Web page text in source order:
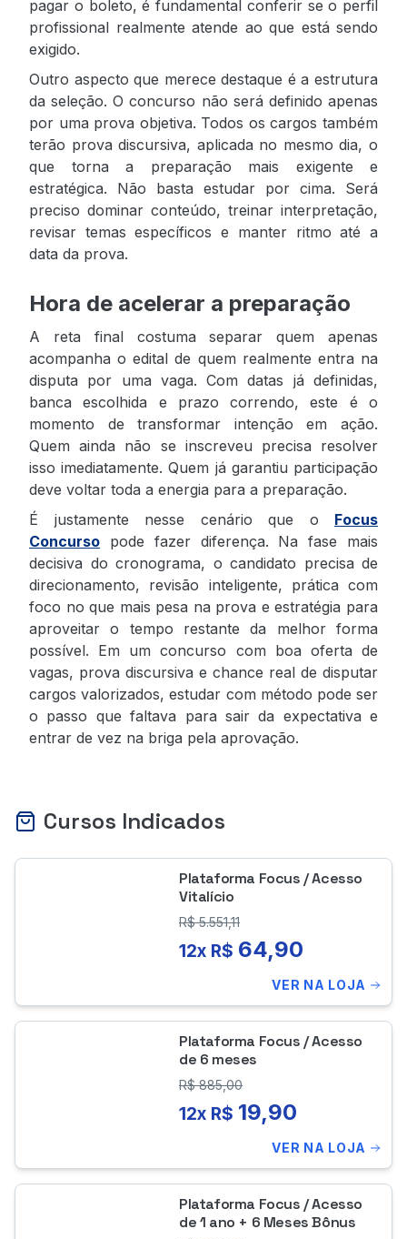
pagar o boleto, é fundamental conferir se o perfil
profissional realmente atende ao que está sendo
exigido.
Outro aspecto que merece destaque é a estrutura
da seleção. O concurso não será definido apenas
por uma prova objetiva. Todos os cargos também
terão prova discursiva, aplicada no mesmo dia, o
que torna a preparação mais exigente e
estratégica. Não basta estudar por cima. Será
preciso dominar conteúdo, treinar interpretação,
revisar temas específicos e manter ritmo até a
data da prova.
Hora de acelerar a preparação
A reta final costuma separar quem apenas
acompanha o edital de quem realmente entra na
disputa por uma vaga. Com datas já definidas,
banca escolhida e prazo correndo, este é o
momento de transformar intenção em ação.
Quem ainda não se inscreveu precisa resolver
isso imediatamente. Quem já garantiu participação
deve voltar toda a energia para a preparação.
É justamente nesse cenário que o Focus
Concurso pode fazer diferença. Na fase mais
decisiva do cronograma, o candidato precisa de
direcionamento, revisão inteligente, prática com
foco no que mais pesa na prova e estratégia para
aproveitar o tempo restante da melhor forma
possível. Em um concurso com boa oferta de
vagas, prova discursiva e chance real de disputar
cargos valorizados, estudar com método pode ser
o passo que faltava para sair da expectativa e
entrar de vez na briga pela aprovação.
Cursos Indicados
Plataforma Focus / Acesso
Vitalício
R$5.551,11
12x R$ 64,90
VER NA LOJA
Plataforma Focus / Acesso
de 6 meses
R$885,00
12x R$ 19,90
VER NA LOJA
Plataforma Focus / Acesso
de 1 ano + 6 Meses Bônus